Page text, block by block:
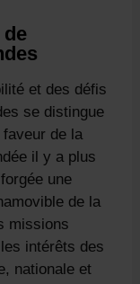
et des défis
se distingue
de la
il y a plus
une
de la
missions
intérêts des
nationale et